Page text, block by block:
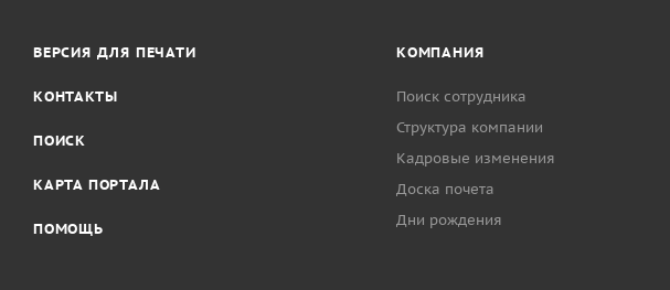
ВЕРСИЯ ДЛЯ ПЕЧАТИ
КОНТАКТЫ
ПОИСК
КАРТА ПОРТАЛА
ПОМОЩЬ
КОМПАНИЯ
Поиск сотрудника
Структура компании
Кадровые изменения
Доска почета
Дни рождения